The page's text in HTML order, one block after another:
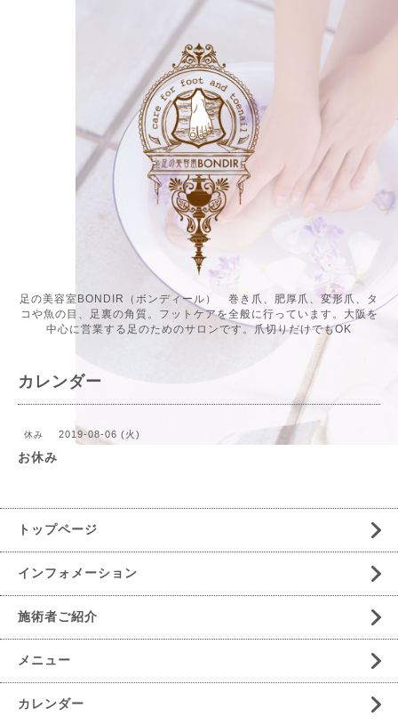
足の美容室BONDIR（ボンディール） 巻き爪、肥厚爪、変形爪、タ
コや魚の目、足裏の角質。フットケアを全般に行っています。大阪を
中心に営業する足のためのサロンです。爪切りだけでもOK
カレンダー
休み 2019-08-06 (火)
お休み
トップページ
インフォメーション
施術者ご紹介
メニュー
カレンダー